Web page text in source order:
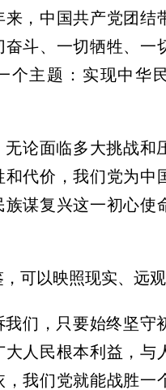
，中国共产党团结
奋斗、一切牺牲、一
个主题：实现中华
无论面临多大挑战和
和代价，我们党为中
族谋复兴这一初心使
可以映照现实、远观
我们，只要始终坚守
大人民根本利益，与
，我们党就能战胜一